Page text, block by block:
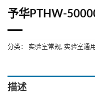
予华PTHW-
分类： 实验室常规, 实验室通
描述